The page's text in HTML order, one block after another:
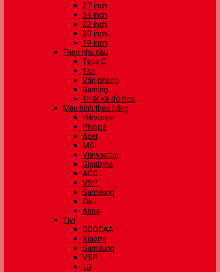
27 inch
24 inch
22 inch
20 inch
19 inch
Theo nhu cầu
Type C
Tivi
Văn phòng
Gaming
Thiết kế đồ hoạ
Màn hình theo hãng
Hikvision
Philips
Acer
MSI
Viewsonic
Gigabyte
AOC
VSP
Samsung
Dell
Asus
Tivi
COOCAA
Xiaomi
Samsung
VSP
LG